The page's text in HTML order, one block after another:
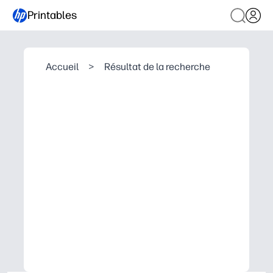
Printables
Accueil > Résultat de la recherche